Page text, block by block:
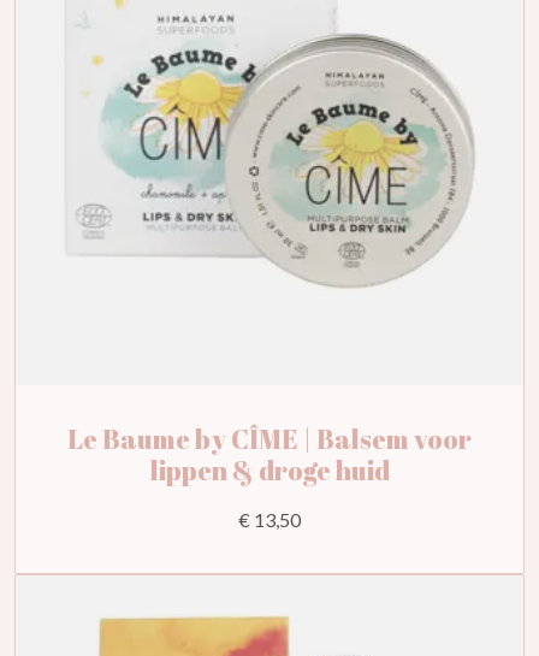
Le Baume by CÎME | Balsem voor
lippen & droge huid
€ 13,50